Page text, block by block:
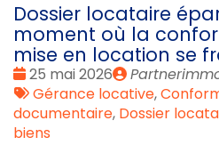
Dossier locataire
moment où la
mise en location se
Date
:
25 mai 2026
Publié
par
Tags
:
Gérance locative,
documentaire, Dossier
biens